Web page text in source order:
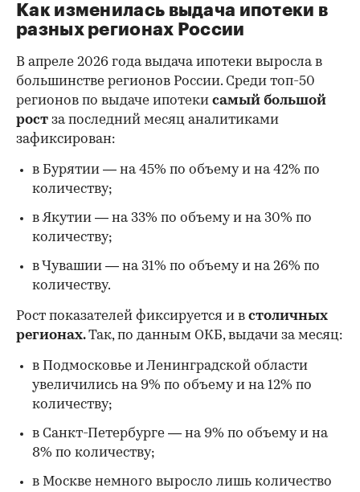
Как изменилась выдача ипотеки в
разных регионах России
В апреле 2026 года выдача ипотеки выросла в
большинстве регионов России. Среди топ-50
регионов по выдаче ипотеки самый большой
рост за последний месяц аналитиками
зафиксирован:
в Бурятии — на 45% по объему и на 42% по
количеству;
в Якутии — на 33% по объему и на 30% по
количеству;
в Чувашии — на 31% по объему и на 26% по
количеству.
Рост показателей фиксируется и в столичных
регионах.Так, по данным ОКБ, выдачи за месяц:
в Подмосковье и Ленинградской области
увеличились на 9% по объему и на 12% по
количеству;
в Санкт-Петербурге — на 9% по объему и на
8% по количеству;
в Москве немного выросло лишь количество